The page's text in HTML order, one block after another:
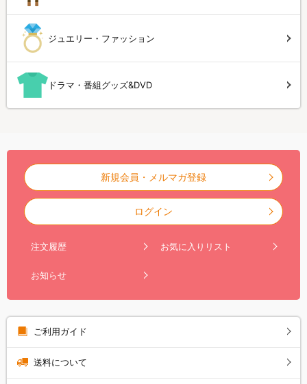
ジュエリー・ファッション
ドラマ・番組グッズ&DVD
新規会員・メルマガ登録
ログイン
注文履歴 お気に入りリスト
お知らせ
ご利用ガイド
送料について